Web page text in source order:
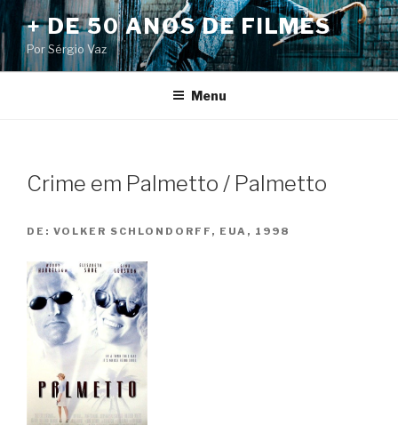
Pular
para
o
conteúdo
+ DE 50 ANOS DE FILMES
Por Sérgio Vaz
Menu
Crime em Palmetto / Palmetto
DE: VOLKER SCHLONDORFF, EUA, 1998